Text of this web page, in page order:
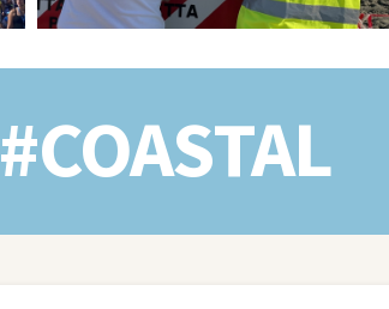
#COASTAL